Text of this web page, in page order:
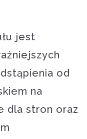
jest
od
na
dla stron oraz